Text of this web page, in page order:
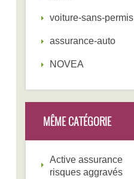
voiture-sans-permis
assurance-auto
NOVEA
MÊME CATÉGORIE
Active assurance
risques aggravés